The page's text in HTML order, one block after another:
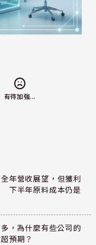
有待加強...
年營收展望，但獲利
下半年原料成本仍是
，為什麼有些公司的
預期？